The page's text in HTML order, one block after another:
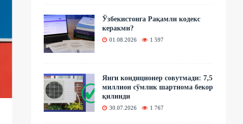
Ўзбекистонга Рақамли кодекс
керакми?
01.08.2026 1 597
Янги кондиционер совутмади: 7,5
миллион сўмлик шартнома бекор
қилинди
30.07.2026 1 767